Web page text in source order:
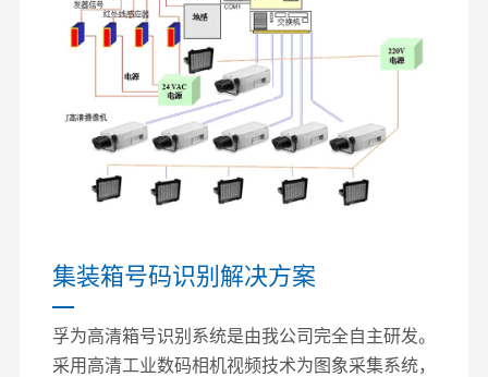
集装箱号码识别解决方案
孚为高清箱号识别系统是由我公司完全自主研发。
采用高清工业数码相机视频技术为图象采集系统，